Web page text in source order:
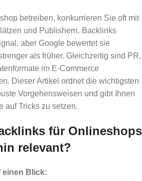
betreiben, konkurrieren Sie oft mit
und Publishern. Backlinks
aber Google bewertet sie
als früher. Gleichzeitig sind PR,
im E-Commerce
Dieser Artikel ordnet die wichtigsten
Vorgehensweisen und gibt Ihnen
auf Tricks zu setzen.
für Onlineshops
relevant?
einen Blick: